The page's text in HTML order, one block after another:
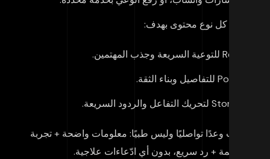
ربط كل نوع محتوى بهدف:
اكتب وعدًا تواصليًا وليس طبيًا: معلومات واضحة + تجربة
منظمة + رد سريع، بدون أي ادّعاءات علاجية.